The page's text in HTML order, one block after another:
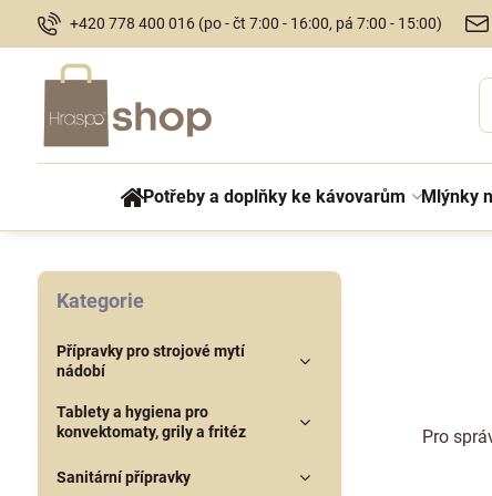
+420 778 400 016 (po - čt 7:00 - 16:00, pá 7:00 - 15:00)
Potřeby a doplňky ke kávovarům Mlýnky
Pro
Kategorie
Přípravky pro strojové mytí
nádobí
Tablety a hygiena pro
konvektomaty, grily a fritéz
Sanitární přípravky